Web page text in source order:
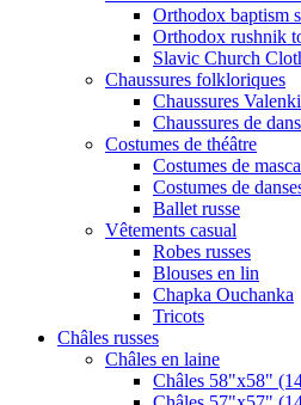
Orthodox baptism
Orthodox rushnik
Slavic Church
Chaussures folkloriques
Chaussures
Chaussures de
Costumes de théâtre
Costumes de
Costumes de
Ballet russe
Vêtements casual
Robes russes
Blouses en lin
Chapka Ouchanka
Tricots
Châles russes
Châles en laine
Châles 58"x58"